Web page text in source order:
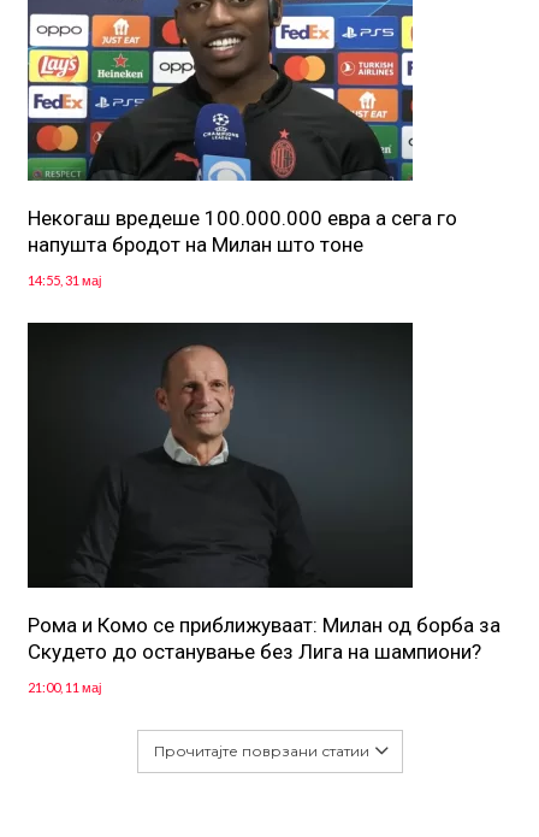
Некогаш вредеше 100.000.000 евра а сега го
напушта бродот на Милан што тоне
14:55, 31 мај
Рома и Комо се приближуваат: Милан од борба за
Скудето до останување без Лига на шампиони?
21:00, 11 мај
Прочитајте поврзани статии